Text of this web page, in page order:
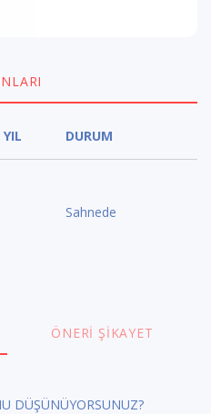
YIL DURUM
Sahnede
ÖNERI ŞIKAYET
DÜŞÜNÜYORSUNUZ?